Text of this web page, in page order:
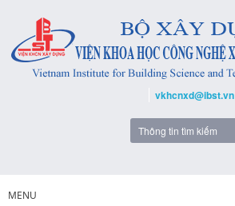
vkhcnxd@ibst.vn
MENU